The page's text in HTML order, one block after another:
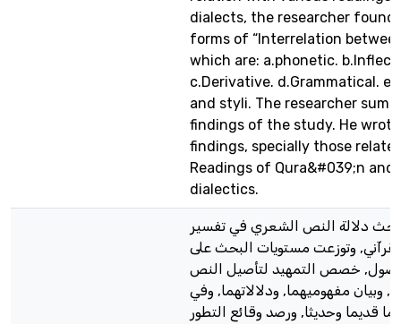
dialects, the researcher
forms of “Interrelation
which are: a.phonetic.
c.Derivative. d.Grammatical.
and styli. The researcher
findings of the study. He
findings, specially those
Readings of Qura&#039;n and
dialectics.
دلالة النص الشعري في تفسير
وتوزعت مستويات البحث على
فصول, خصص التمهيد لتأصيل النص
وبيان مفهوميهما, ودلالاتهما, وفي
قديما وحديثا, ورصد وقائع التطور